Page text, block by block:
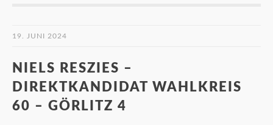
19. JUNI 2024
NIELS RESZIES –
DIREKTKANDIDAT WAHLKREIS
60 – GÖRLITZ 4